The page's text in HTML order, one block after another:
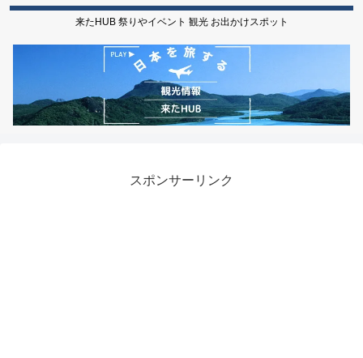
来たHUB 祭りやイベント 観光 お出かけスポット
スポンサーリンク